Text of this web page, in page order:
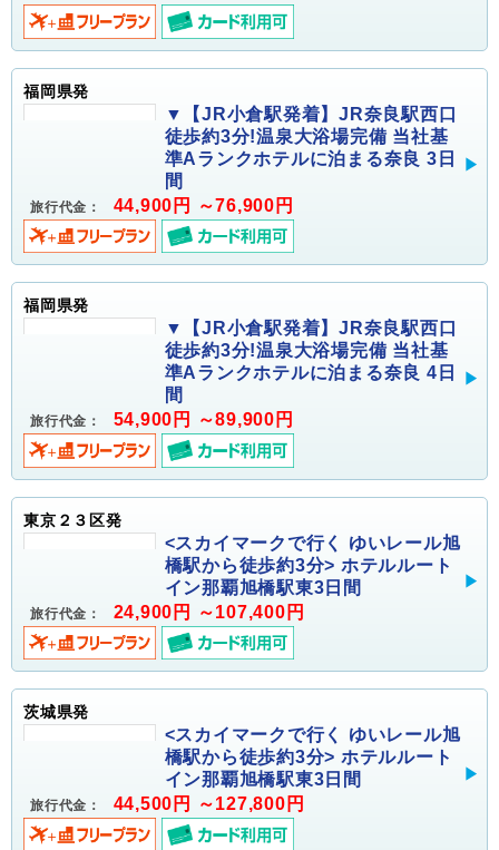
福岡県発
▼【JR小倉駅発着】JR奈良駅西口
徒歩約3分!温泉大浴場完備 当社基
準Aランクホテルに泊まる奈良 3日
間
旅行代金： 44,900円 ～76,900円
福岡県発
▼【JR小倉駅発着】JR奈良駅西口
徒歩約3分!温泉大浴場完備 当社基
準Aランクホテルに泊まる奈良 4日
間
旅行代金： 54,900円 ～89,900円
東京２３区発
<スカイマークで行く ゆいレール旭
橋駅から徒歩約3分> ホテルルート
イン那覇旭橋駅東3日間
旅行代金： 24,900円 ～107,400円
茨城県発
<スカイマークで行く ゆいレール旭
橋駅から徒歩約3分> ホテルルート
イン那覇旭橋駅東3日間
旅行代金： 44,500円 ～127,800円